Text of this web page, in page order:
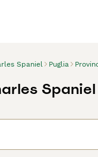
Spaniel Puglia